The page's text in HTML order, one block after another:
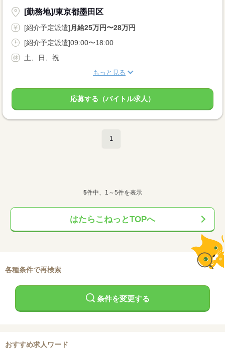
[勤務地]/東京都墨田区
[紹介予定派遣]月給25万円〜28万円
[紹介予定派遣]09:00〜18:00
土、日、祝
もっと見る
応募する（バイトル求人）
1
5件中、1～5件を表示
はたらこねっとTOPへ
各種条件で再検索
条件を変更する
おすすめ求人ワード